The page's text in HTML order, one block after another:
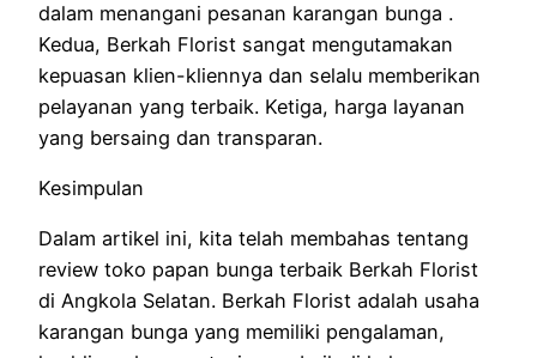
dalam menangani pesanan karangan bunga .
Kedua, Berkah Florist sangat mengutamakan
kepuasan klien-kliennya dan selalu memberikan
pelayanan yang terbaik. Ketiga, harga layanan
yang bersaing dan transparan.
Kesimpulan
Dalam artikel ini, kita telah membahas tentang
review toko papan bunga terbaik Berkah Florist
di Angkola Selatan. Berkah Florist adalah usaha
karangan bunga yang memiliki pengalaman,